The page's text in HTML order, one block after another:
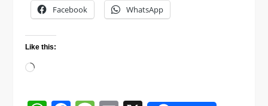
Facebook WhatsApp
Like this:
Loading…